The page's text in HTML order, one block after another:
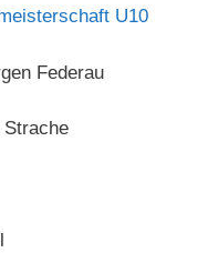
U10
Federau